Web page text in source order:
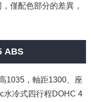
僅配色部分的差異，
ABS
1035，軸距1300、座
水冷式四行程DOHC 4